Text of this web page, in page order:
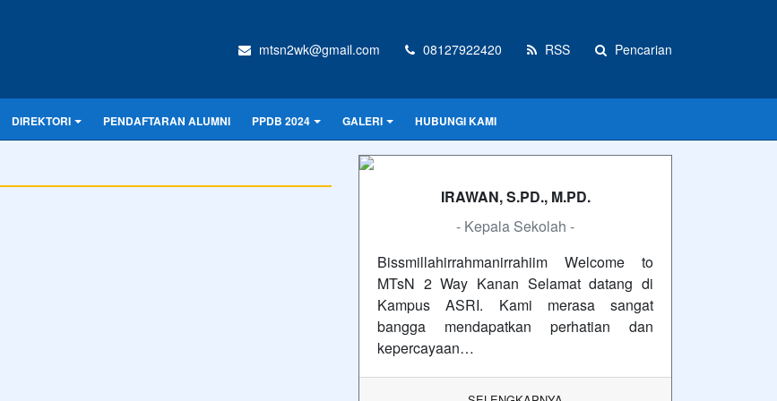
mtsn2wk@gmail.com 08127922420 RSS Pencarian
DIREKTORI PENDAFTARAN ALUMNI PPDB 2024 GALERI HUBUNGI KAMI
IRAWAN, S.PD., M.PD.
- Kepala Sekolah -
Bissmillahirrahmanirrahiim Welcome to
MTsN 2 Way Kanan Selamat datang di
Kampus ASRI. Kami merasa sangat
bangga mendapatkan perhatian dan
kepercayaan…